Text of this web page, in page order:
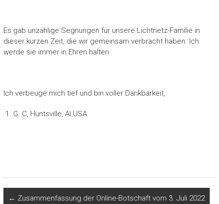
Es gab unzählige Segnungen für unsere Lichtnetz-Familie in
dieser kurzen Zeit, die wir gemeinsam verbracht haben. Ich
werde sie immer in Ehren halten.
Ich verbeuge mich tief und bin voller Dankbarkeit,
G. C, Huntsville, Al USA
← Zusammenfassung der Online-Botschaft vom 3. Juli 2022